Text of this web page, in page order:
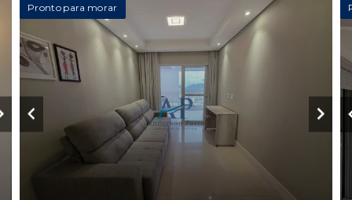
Pronto para morar